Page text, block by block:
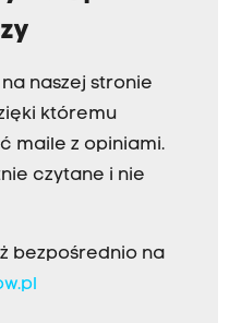
naszej stronie
któremu
maile z opiniami.
czytane i nie
bezpośrednio na